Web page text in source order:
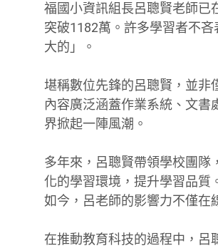
福國小資訊組長呂聰賢老師已
突破1182萬。許多學習者不
大的」。
堪稱數位先鋒的呂聰賢，並非
內容廣泛涵蓋作業系統、文
界掀起一陣風潮。
多年來，呂聰賢帶領學校團隊
化的學習環境，提升學習品質
如今，呂老師的影響力不僅在
在推動教育科技的過程中，呂